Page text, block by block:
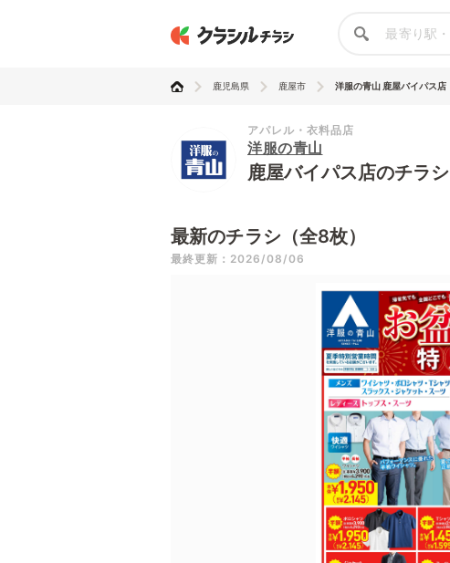
鹿児島県 鹿屋市 洋服の青山 鹿屋バイパス店
アパレル・衣料品店
洋服の青山
鹿屋バイパス店のチラシ
最新のチラシ（全8枚）
最終更新：2026/08/06